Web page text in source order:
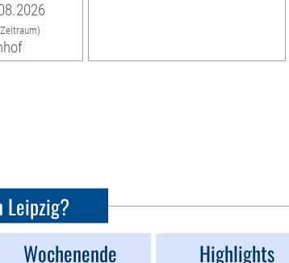
Leipzig?
Wochenende Highlights